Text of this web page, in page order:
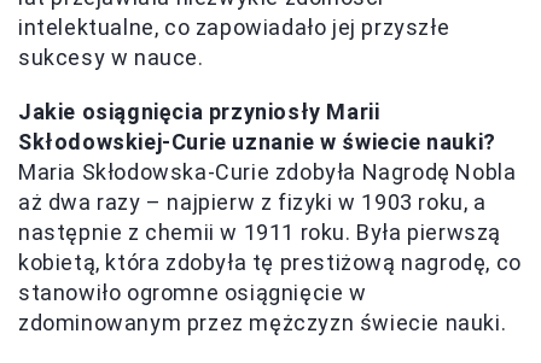
intelektualne, co zapowiadało jej przyszłe
sukcesy w nauce.
Jakie osiągnięcia przyniosły Marii
Skłodowskiej-Curie uznanie w świecie nauki?
Maria Skłodowska-Curie zdobyła Nagrodę Nobla
aż dwa razy – najpierw z fizyki w 1903 roku, a
następnie z chemii w 1911 roku. Była pierwszą
kobietą, która zdobyła tę prestiżową nagrodę, co
stanowiło ogromne osiągnięcie w
zdominowanym przez mężczyzn świecie nauki.